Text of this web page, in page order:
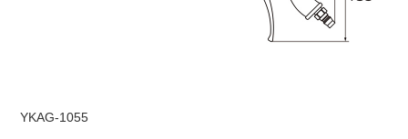
YKAG-1055